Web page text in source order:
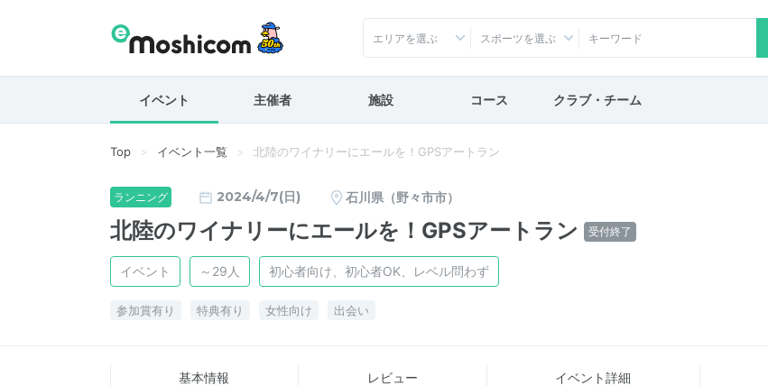
エリアを選ぶ スポーツを選ぶ
イベント 主催者 施設 コース クラブ・チーム
Top イベント一覧 北陸のワイナリーにエールを！GPSアートラン
ランニング 2024/4/7(日) 石川県（野々市市）
北陸のワイナリーにエールを！GPSアートラン 受付終了
イベント ～29人 初心者向け、初心者OK、レベル問わず
参加賞有り 特典有り 女性向け 出会い
基本情報 レビュー イベント詳細